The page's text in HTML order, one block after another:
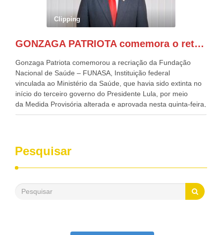
atualmente Superintendente da SUDENE, Danilo Cabral, da
Governadora de Pernambuco, Raquel Lyra, os ministros da
Casa Civil, Rui Costa, e da Integração e do Desenvolvimento
de todo Nordeste que também ajudam a fomentar o
Clipping
GONZAGA PATRIOTA comemora o retorno da FUNASA
Gonzaga Patriota comemorou a recriação da Fundação
Nacional de Saúde – FUNASA, Instituição federal
vinculada ao Ministério da Saúde, que havia sido extinta no
início do terceiro governo do Presidente Lula, por meio
da Medida Provisória alterada e aprovada nesta quinta-feira,
pelo Congresso Nacional. Gonzaga Patriota disse hoje em
desenvolvimento dos seus municípios e, somente o ano
passado, essa Fundação distribuiu mais de três bilhões de
reais, com suas maravilhosas ações, dentre alas, mais de
saneamento básico, em pequenas comunidades rurais.
Patriota disse ainda que, mesmo sem mandato,
Pesquisar